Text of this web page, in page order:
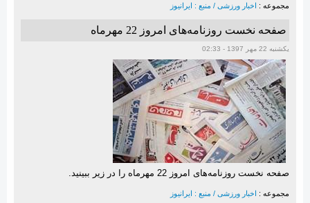
مجموعه : اخبار ورزشی / منبع : ایرانیوز
صفحه نخست روزنامه‌های امروز 22 مهرماه
یکشنبه 22 مهر 1397 - 02:33
صفحه نخست روزنامه‌های امروز 22 مهرماه را در زیر ببینید.
مجموعه : اخبار ورزشی / منبع : ایرانیوز